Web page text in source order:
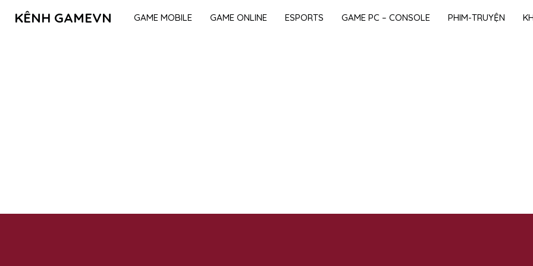
KÊNH GAMEVN GAME MOBILE GAME ONLINE ESPORTS GAME PC – CONSOLE PHIM-TRUYỆN